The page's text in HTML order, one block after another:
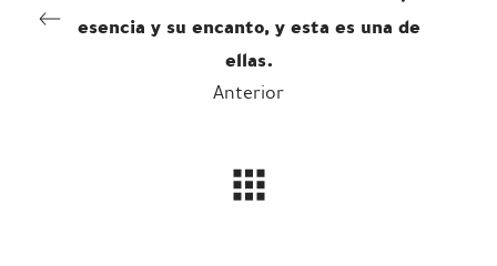
esencia y su encanto, y esta es una de
ellas.
Anterior